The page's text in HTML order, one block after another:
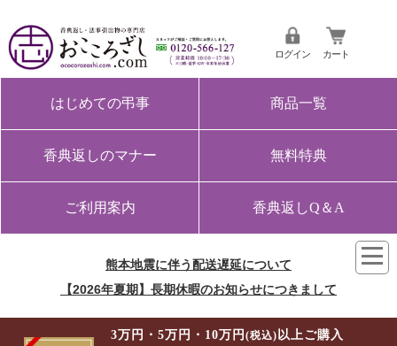
ログイン カート
はじめての弔事 商品一覧
香典返しのマナー 無料特典
ご利用案内 香典返しQ＆A
熊本地震に伴う配送遅延について
【2026年夏期】長期休暇のお知らせにつきまして
3万円・5万円・10万円(税込) 以上ご購入